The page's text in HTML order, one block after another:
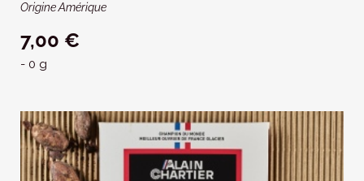
Origine Amérique
7,00 €
- 0 g